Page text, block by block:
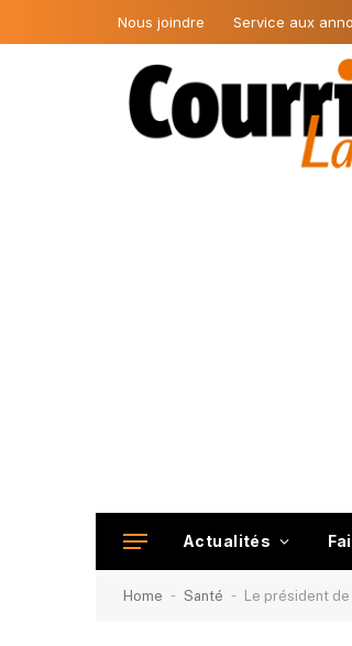
Nous joindre Service aux
Actualités
Home - Santé - Le président